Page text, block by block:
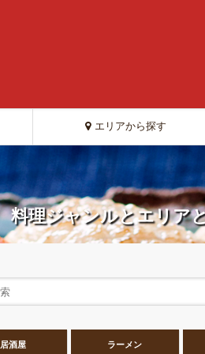
エリアから探す
料理ジャンルとエリア
居酒屋 ラーメン